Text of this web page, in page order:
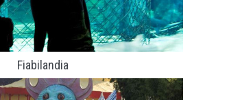
Fiabilandia